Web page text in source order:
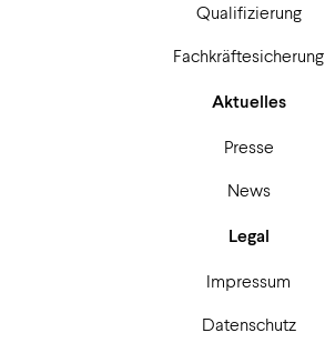
Qualifizierung
Fachkräftesicherung
Aktuelles
Presse
News
Legal
Impressum
Datenschutz